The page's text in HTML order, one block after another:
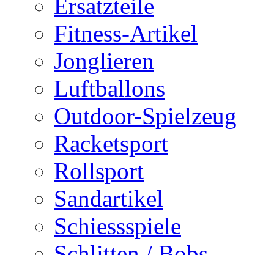
Ersatzteile
Fitness-Artikel
Jonglieren
Luftballons
Outdoor-Spielzeug
Racketsport
Rollsport
Sandartikel
Schiessspiele